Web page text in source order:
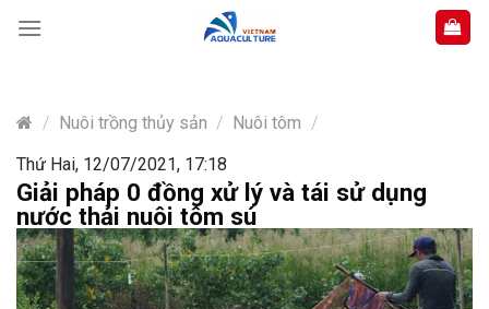
content
/ Nuôi trồng thủy sản / Nuôi tôm /
Thứ Hai, 12/07/2021, 17:18
Giải pháp 0 đồng xử lý và tái sử dụng
nước thải nuôi tôm sú